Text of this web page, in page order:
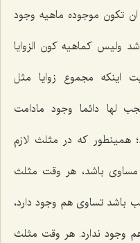
ان تکون موجوده ماهیه وجود
ولیس کماهیه کون الزوایا
اینكه مجموع زوایا مثل
لها دائما وجود مادامت
همینطور كه در مثلث لازم
مساوى باشد، هر وقت مثلث
باشد تساوى هم وجود دارد،
وجود ندارد. هر وقت مثلث